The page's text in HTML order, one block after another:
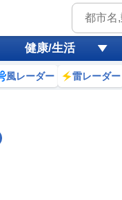
健康/生活
風レーダー 雷レーダー